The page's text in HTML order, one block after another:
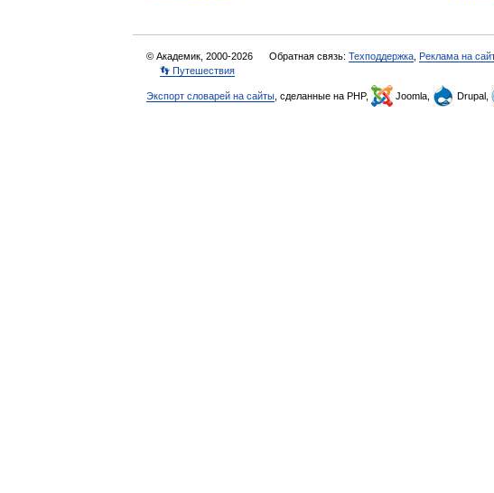
© Академик, 2000-2026 Обратная связь: Техподдержка Реклама на
👣 Путешествия
Экспорт словарей на сайты , сделанные на PHP, Joomla, Drupal,